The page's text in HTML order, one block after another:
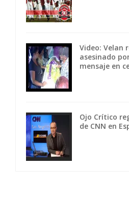
Video: Velan
asesinado
mensaje en
Ojo Crítico
de CNN en